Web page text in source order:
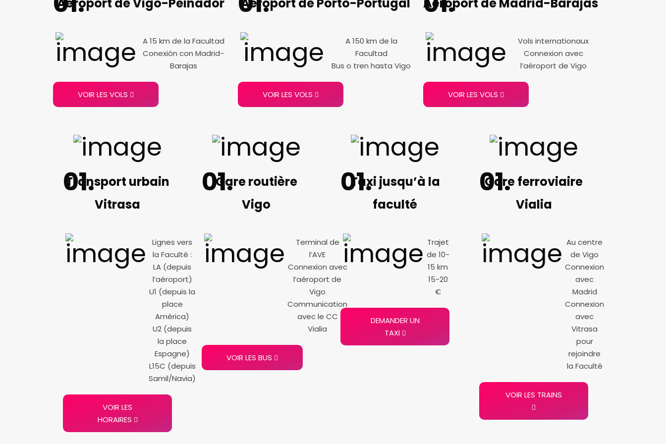
Aéroport de Vigo-Peinador
A 15 km de la Facultad
Conexión con Madrid-
Barajas
VOIR LES VOLS
Aéroport de Porto-Portugal
A 150 km de la
Facultad
Bus o tren hasta Vigo
VOIR LES VOLS
Aéroport de Madrid-Barajas
Vols internationaux
Connexion avec
l’aéroport de Vigo
VOIR LES VOLS
Transport urbain
Vitrasa
Lignes vers
la Faculté :
LA (depuis
l’aéroport)
U1 (depuis la
place
América)
U2 (depuis
la place
Espagne)
L15C (depuis
Samil/Navia)
VOIR LES
HORAIRES
Gare routière
Vigo
Terminal de
l’AVE
Connexion avec
l’aéroport de
Vigo
Communication
avec le CC
Vialia
VOIR LES BUS
Taxi jusqu’à la
faculté
Trajet
de 10-
15 km
15-20
€
DEMANDER UN
TAXI
Gare ferroviaire
Vialia
Au centre
de Vigo
Connexion
avec
Madrid
Connexion
avec
Vitrasa
pour
rejoindre
la Faculté
VOIR LES TRAINS